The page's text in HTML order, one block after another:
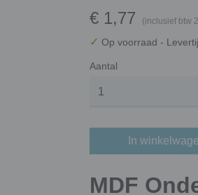
€ 1,77 (inclusief btw
✓ Op voorraad -
Aantal
In
MDF